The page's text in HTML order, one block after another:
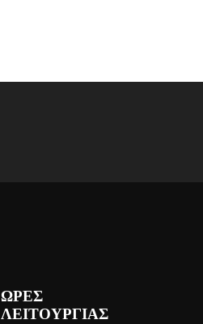
ΩΡΕΣ
ΛΕΙΤΟΥΡΓΙΑΣ